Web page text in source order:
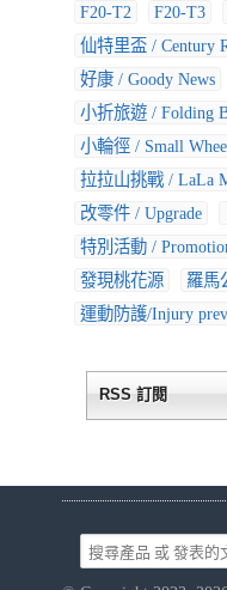
F20-T2
F20-T3
仙特里盃 / Century
好康 / Goody News
小折旅遊 / Folding
小輪徑 / Small
拉拉山挑戰 / LaLa
改零件 / Upgrade
特別活動 /
發現桃花源
羅馬
運動防護/Injury
RSS 訂閱